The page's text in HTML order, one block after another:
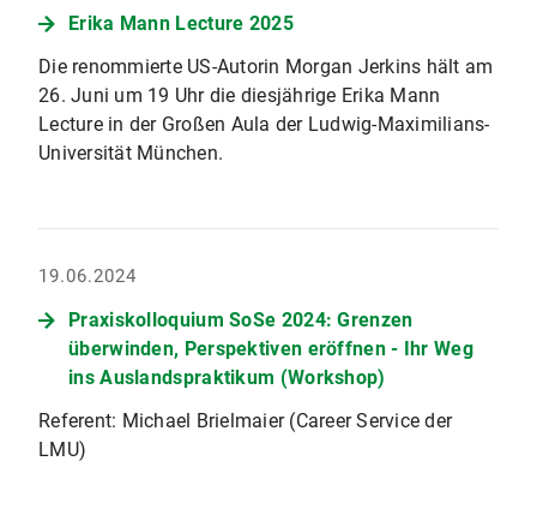
Erika Mann Lecture 2025
Die renommierte US-Autorin Morgan Jerkins hält am
26. Juni um 19 Uhr die diesjährige Erika Mann
Lecture in der Großen Aula der Ludwig-Maximilians-
Universität München.
19.06.2024
Praxiskolloquium SoSe 2024: Grenzen
überwinden, Perspektiven eröffnen - Ihr Weg
ins Auslandspraktikum (Workshop)
Referent: Michael Brielmaier (Career Service der
LMU)